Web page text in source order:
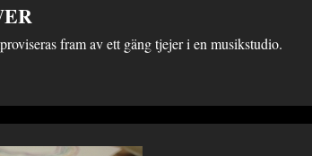
fram av ett gäng tjejer i en musikstudio.